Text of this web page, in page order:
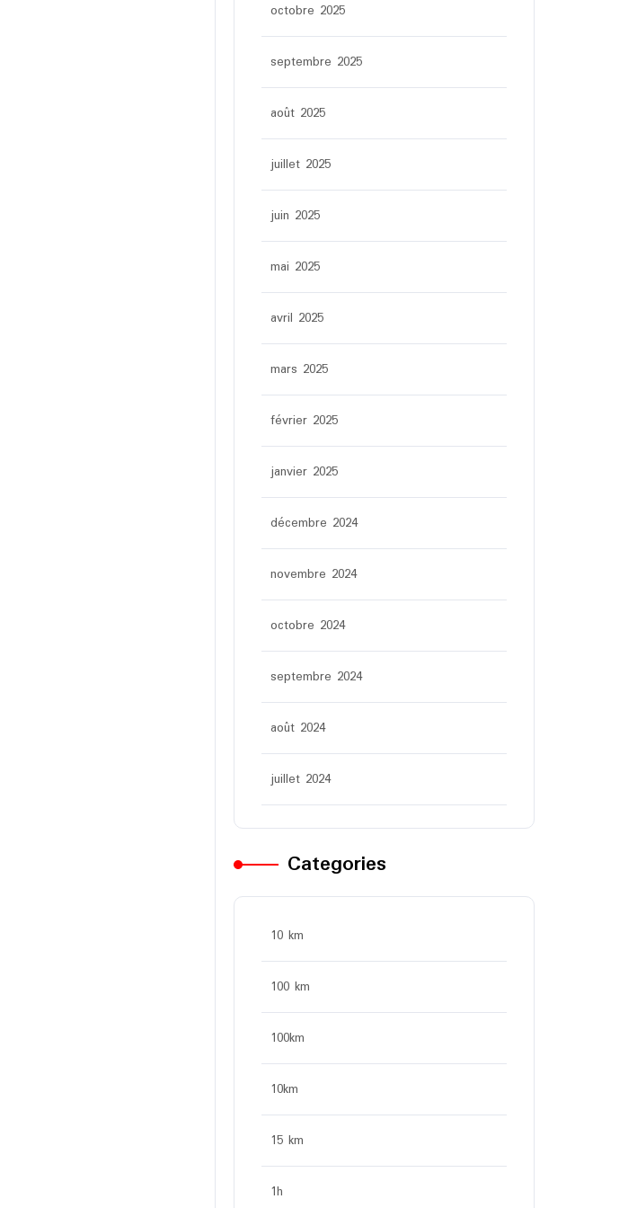
octobre 2025
septembre 2025
août 2025
juillet 2025
juin 2025
mai 2025
avril 2025
mars 2025
février 2025
janvier 2025
décembre 2024
novembre 2024
octobre 2024
septembre 2024
août 2024
juillet 2024
Categories
10 km
100 km
100km
10km
15 km
1h